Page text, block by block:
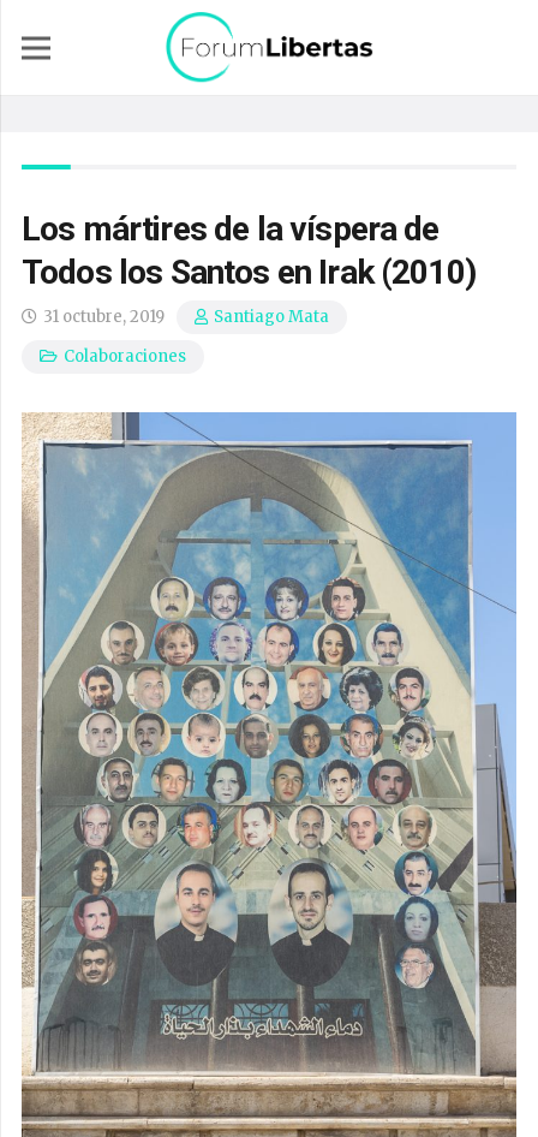
Los mártires de la víspera de
Todos los Santos en Irak (2010)
31 octubre, 2019
Santiago Mata
Colaboraciones